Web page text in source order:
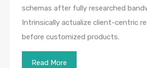
schemas after fully researched
Intrinsically actualize client-centric
before customized products.
Read More